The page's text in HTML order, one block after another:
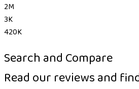
2M
3K
420K
Search and Compare
Read our reviews and